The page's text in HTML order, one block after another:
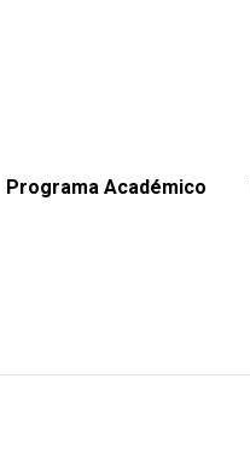
Programa Académico